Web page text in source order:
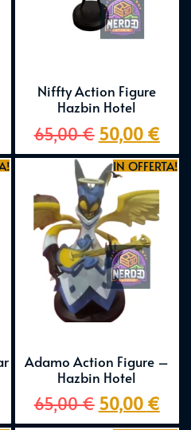
Niffty Action Figure
Hazbin Hotel
65,00€ 50,00 €
IN OFFERTA!
Adamo Action Figure –
Hazbin Hotel
65,00€ 50,00 €